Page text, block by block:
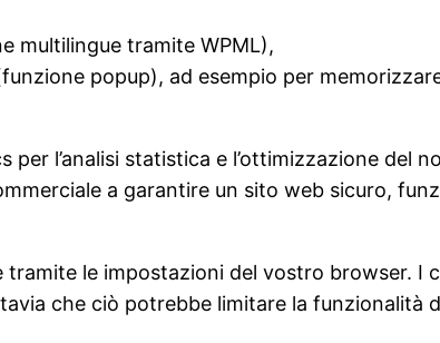
multilingue tramite WPML),
popup), ad esempio per
l’analisi statistica e l’ottimizzazione del
a garantire un sito web sicuro,
le impostazioni del vostro browser. I
che ciò potrebbe limitare la funzionalità